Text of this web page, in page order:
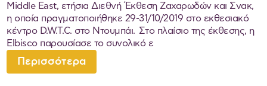
Middle East, ετήσια Διεθνή Έκθεση Ζαχαρωδών και Σνακ,
η οποία πραγματοποιήθηκε 29-31/10/2019 στο εκθεσιακό
κέντρο D.W.T.C. στο Ντουμπάι. Στο πλαίσιο της έκθεσης, η
Elbisco παρουσίασε το συνολικό ε
Περισσότερα